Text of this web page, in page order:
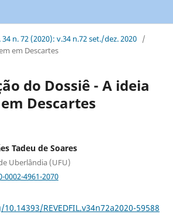
34 n. 72 (2020): v.34 n.72 set./dez. 2020 /
em Descartes
do Dossiê - A ideia
Descartes
Tadeu de Soares
Uberlândia (UFU)
4961-2070
REVEDFIL.v34n72a2020-59588